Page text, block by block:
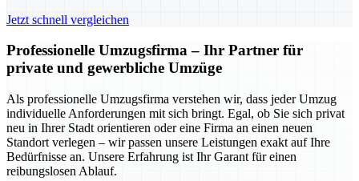
Jetzt schnell vergleichen
Professionelle Umzugsfirma – Ihr Partner für
private und gewerbliche Umzüge
Als professionelle Umzugsfirma verstehen wir, dass jeder Umzug
individuelle Anforderungen mit sich bringt. Egal, ob Sie sich privat
neu in Ihrer Stadt orientieren oder eine Firma an einen neuen
Standort verlegen – wir passen unsere Leistungen exakt auf Ihre
Bedürfnisse an. Unsere Erfahrung ist Ihr Garant für einen
reibungslosen Ablauf.